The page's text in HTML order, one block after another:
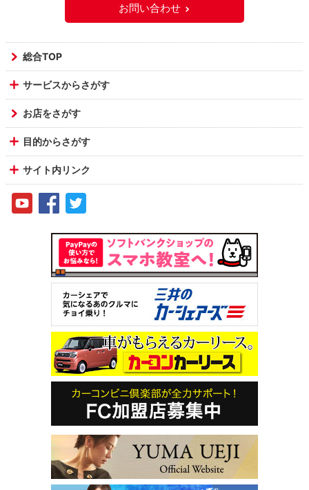
お問い合わせ
総合TOP
サービスからさがす
お店をさがす
目的からさがす
サイト内リンク